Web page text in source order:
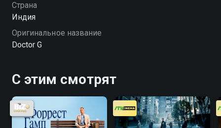
Страна
Индия
Оригинальное название
Doctor G
С этим смотрят